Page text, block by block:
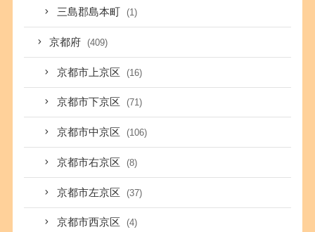
三島郡島本町 (1)
京都府 (409)
京都市上京区 (16)
京都市下京区 (71)
京都市中京区 (106)
京都市右京区 (8)
京都市左京区 (37)
京都市西京区 (4)